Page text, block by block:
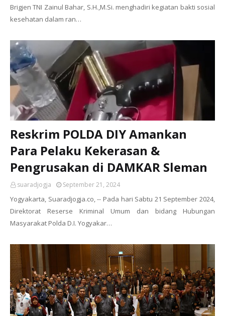
Brigjen TNI Zainul Bahar, S.H.,M.Si. menghadiri kegiatan bakti sosial
kesehatan dalam ran…
Reskrim POLDA DIY Amankan
Para Pelaku Kekerasan &
Pengrusakan di DAMKAR Sleman
suaradjogja September 21, 2024
Yogyakarta, Suaradjogja.co, -- Pada hari Sabtu 21 September 2024,
Direktorat Reserse Kriminal Umum dan bidang Hubungan
Masyarakat Polda D.I. Yogyakar…